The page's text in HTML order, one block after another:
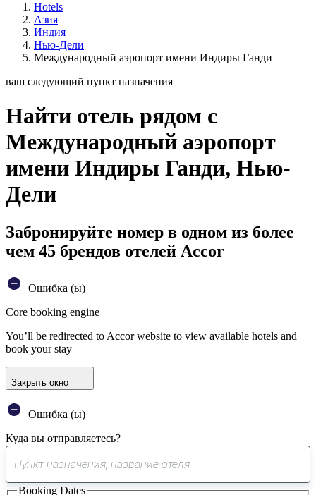
Hotels
Азия
Индия
Нью-Дели
Международный аэропорт имени Индиры Ганди
ваш следующий пункт назначения
Найти отель рядом с
Международный аэропорт
имени Индиры Ганди, Нью-
Дели
Забронируйте номер в одном из более
чем 45 брендов отелей Accor
Ошибка (ы)
Core booking engine
You’ll be redirected to Accor website to view available hotels and
book your stay
Закрыть окно
Ошибка (ы)
Куда вы отправляетесь?
0
предложение
найдено
Booking Dates